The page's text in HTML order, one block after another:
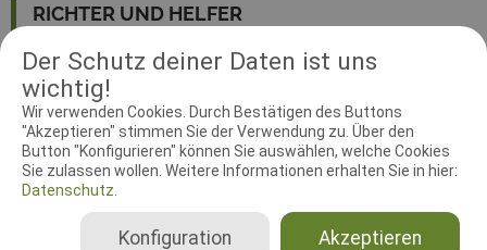
Der Schutz deiner Daten ist uns
wichtig!
Wir verwenden Cookies. Durch Bestätigen des Buttons
"Akzeptieren" stimmen Sie der Verwendung zu. Über den
Button "Konfigurieren" können Sie auswählen, welche Cookies
Sie zulassen wollen. Weitere Informationen erhalten Sie in hier:
Datenschutz.
Akzeptieren
Konfiguration
RICHTER UND HELFER
Showrichter
Luxemburg
Babyklasse (4 - 6 Monate) - Rüden, Babyklasse (4 - 6 Monate) - Hündinnen, Jüngstenklasse (6 - 9 Monate) - Rüden, Jüngstenklasse (6 - 9 Monate) - Hündinnen, Jugendklasse (9 - 18 Monate) - Rüden, Jugendklasse (9 - 18 Monate) - Hündinnen, Zwischenklasse (15 - 24 Monate) - Rüden, Zwischenklasse (15 - 24 Monate) - Hündinnen, Offene Klasse - Rüden, Offene Klasse - Hündinnen, Championklasse (ab 15 Monate) - Rüden, Championklasse (ab 15 Monate) - Hündinnen, Veteranenklasse (ab 8 Jahre) - Rüden, Veteranenklasse (ab 8 Jahre) - Hündinnen, Junior-Handling - Rüden, Junior-Handling - Hündinnen
Neufundländer